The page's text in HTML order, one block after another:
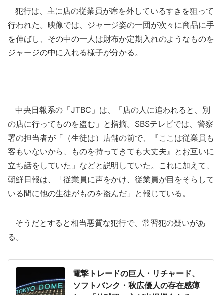
犯行は、主に店の従業員が席を外しているすきを狙って
行われた。映像では、ジャージ姿の一団が次々に商品に手
を伸ばし、その中の一人は財布か定期入れのようなものを
ジャージの中に入れる様子が分かる。
中央日報系の「JTBC」は、「店の人に追われると、別
の店に行ってものを盗む」と指摘。SBSテレビでは、警察
署の担当者が「（生徒は）店舗の前で、『ここは従業員も
客もいないから、ものを持ってきても大丈夫』とお互いに
立ち話をしていた」などと説明していた。これに加えて、
朝鮮日報は、「従業員に声をかけ、従業員が目をそらして
いる間に他の生徒がものを盗んだ」と報じている。
そうだとすると相当悪質な犯行で、常習犯の疑いがあ
る。
電撃トレードの巨人・リチャード、
ソフトバンク・秋広優人の存在感薄